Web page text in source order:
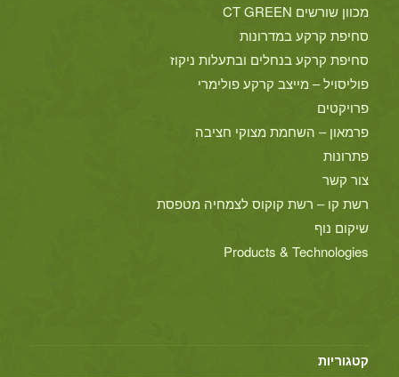
מכוון שורשים CT GREEN
סחיפת קרקע במדרונות
סחיפת קרקע בנחלים ובתעלות ניקוז
פוליסויל – מייצב קרקע פולימרי
פרויקטים
פרמאון – השחמת מצוקי חציבה
פתרונות
צור קשר
רשת קו – רשת קוקוס לצמחיה מטפסת
שיקום נוף
Products & Technologies
קטגוריות